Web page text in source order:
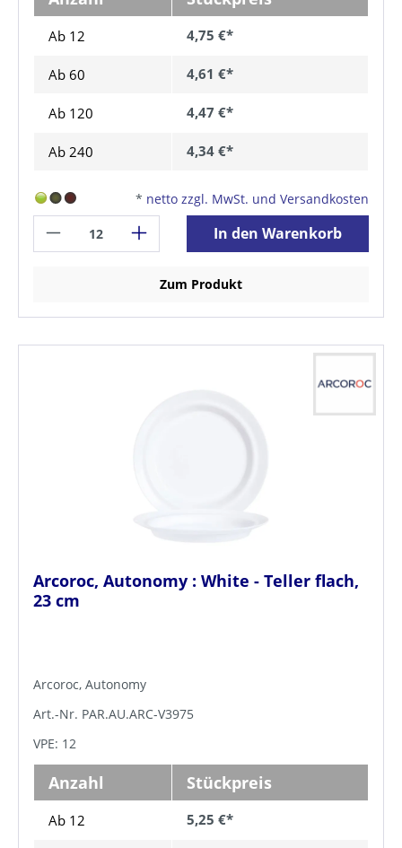
Ab 12 4,75 €*
Ab 60 4,61 €*
Ab 120 4,47 €*
Ab 240 4,34 €*
* netto zzgl. MwSt. und Versandkosten
In den Warenkorb
Zum Produkt
Arcoroc, Autonomy : White - Teller flach,
23 cm
Arcoroc, Autonomy
Art.-Nr. PAR.AU.ARC-V3975
VPE: 12
Anzahl Stückpreis
Ab 12 5,25 €*